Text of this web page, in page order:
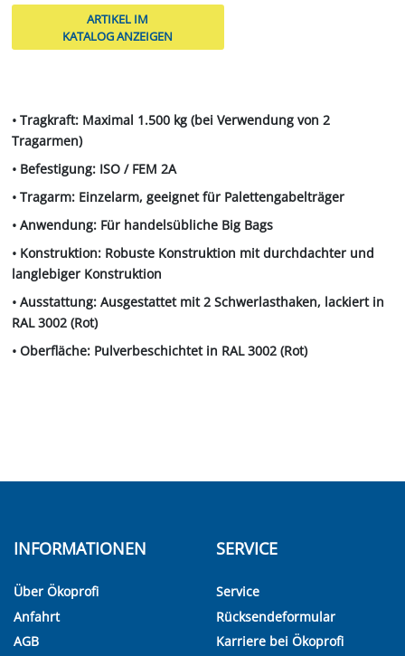
ARTIKEL IM
KATALOG ANZEIGEN
• Tragkraft: Maximal 1.500 kg (bei Verwendung von 2
Tragarmen)
• Befestigung: ISO / FEM 2A
• Tragarm: Einzelarm, geeignet für Palettengabelträger
• Anwendung: Für handelsübliche Big Bags
• Konstruktion: Robuste Konstruktion mit durchdachter und
langlebiger Konstruktion
• Ausstattung: Ausgestattet mit 2 Schwerlasthaken, lackiert in
RAL 3002 (Rot)
• Oberfläche: Pulverbeschichtet in RAL 3002 (Rot)
INFORMATIONEN
Über Ökoprofi
Anfahrt
AGB
SERVICE
Service
Rücksendeformular
Karriere bei Ökoprofi